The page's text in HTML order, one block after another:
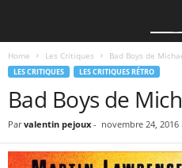
Home Les Critiques Bad Boys de
LES CRITIQUES LES CRITIQUES RÉTRO
Bad Boys de
Par valentin pejoux - novembre 24, 2016